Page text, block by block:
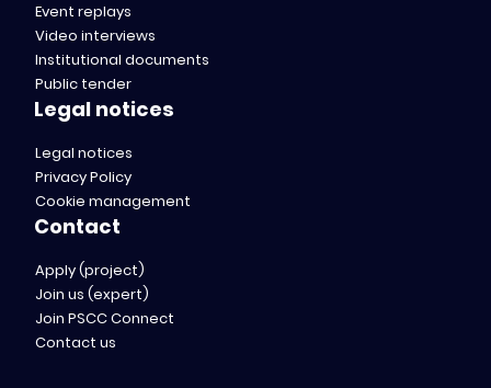
Event replays
Video interviews
Institutional documents
Public tender
Legal notices
Legal notices
Privacy Policy
Cookie management
Contact
Apply (project)
Join us (expert)
Join PSCC Connect
Contact us